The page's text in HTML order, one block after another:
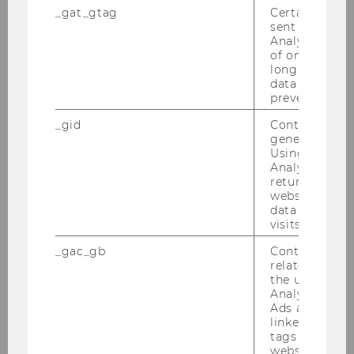
Projektleiterin/Projektleiter
Dipl.-Kfm. Jan-Philipp Schlaak
o. Univ.Prof. Dr. Chris­toph Ba­delt, Rek­tor
168) Bevoll­mäch­ti­gun­gen gemäß § 28 Uni­
In Ab­än­de­rung der Be­voll­mäch­ti­gun­gen Mit­
tei­lungs­blatt 24. Stück vom 9.3.2005 und 14.
Stück,vom 20.12.2006, wird fol­gen­de Be­voll­
_gat_gtag
Certain data
sent to
Analytics a
of once per
long as it is
data
prevented.
_gid
Contains a
generated
Using this
Analytics can
returning
website and
data from
visits.
_gac_gb
Contains
related
the user. If
Analytics and
Ads accounts
linked, the
tags on the
website read